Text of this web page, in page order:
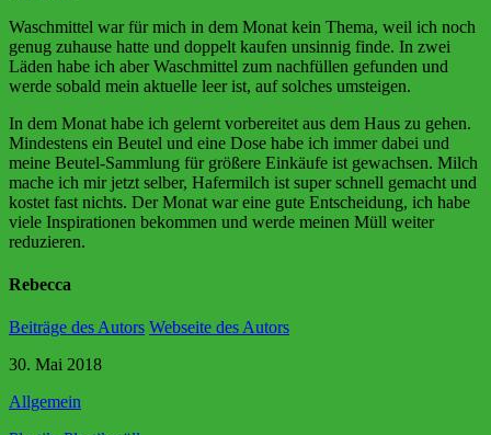
Waschmittel war für mich in dem Monat kein Thema, weil ich noch
genug zuhause hatte und doppelt kaufen unsinnig finde. In zwei
Läden habe ich aber Waschmittel zum nachfüllen gefunden und
werde sobald mein aktuelle leer ist, auf solches umsteigen.
In dem Monat habe ich gelernt vorbereitet aus dem Haus zu gehen.
Mindestens ein Beutel und eine Dose habe ich immer dabei und
meine Beutel-Sammlung für größere Einkäufe ist gewachsen. Milch
mache ich mir jetzt selber, Hafermilch ist super schnell gemacht und
kostet fast nichts. Der Monat war eine gute Entscheidung, ich habe
viele Inspirationen bekommen und werde meinen Müll weiter
reduzieren.
Rebecca
Beiträge des Autors Webseite des Autors
30. Mai 2018
Allgemein